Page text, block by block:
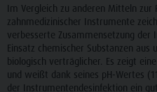
Im Vergleich zu anderen Mitteln zur
zahnmedizinischer Instrumente
verbesserte Zusammensetzung der
Einsatz chemischer Substanzen
biologisch verträglicher. Es zeigt
und weißt dank seines pH-Wertes
der Instrumentendesinfektion ein